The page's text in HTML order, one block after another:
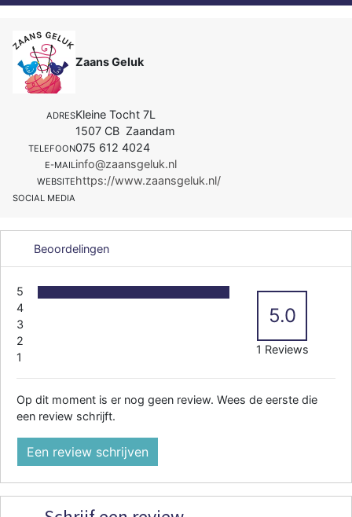
Zaans Geluk
ADRESKleine Tocht 7L
1507 CB Zaandam
TELEFOON075 612 4024
E-MAILinfo@zaansgeluk.nl
WEBSITEhttps://www.zaansgeluk.nl/
SOCIAL MEDIA
Beoordelingen
5
4
3
2
1
5.0
1 Reviews
Op dit moment is er nog geen review. Wees de eerste die
een review schrijft.
Een review schrijven